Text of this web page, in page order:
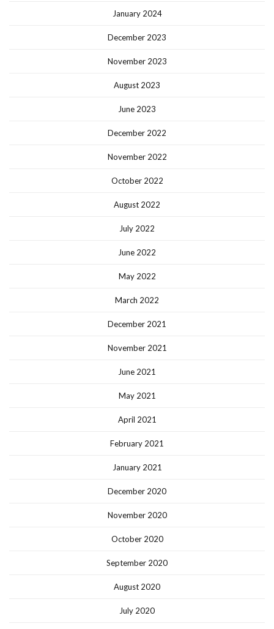
January 2024
December 2023
November 2023
August 2023
June 2023
December 2022
November 2022
October 2022
August 2022
July 2022
June 2022
May 2022
March 2022
December 2021
November 2021
June 2021
May 2021
April 2021
February 2021
January 2021
December 2020
November 2020
October 2020
September 2020
August 2020
July 2020